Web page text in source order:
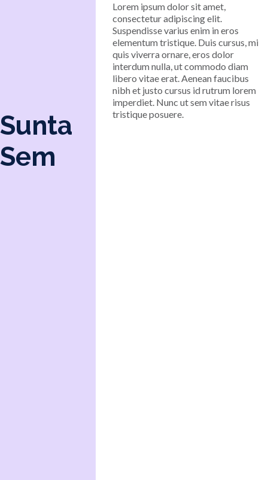
Sunta
Sem
Lorem ipsum dolor sit amet,
consectetur adipiscing elit.
Suspendisse varius enim in eros
elementum tristique. Duis cursus, mi
quis viverra ornare, eros dolor
interdum nulla, ut commodo diam
libero vitae erat. Aenean faucibus
nibh et justo cursus id rutrum lorem
imperdiet. Nunc ut sem vitae risus
tristique posuere.